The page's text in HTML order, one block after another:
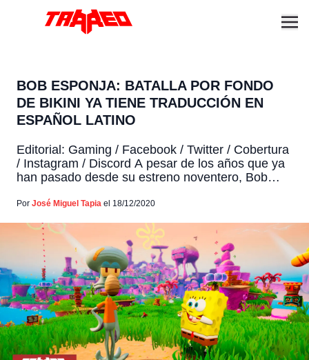
BOB ESPONJA: BATALLA POR FONDO
DE BIKINI YA TIENE TRADUCCIÓN EN
ESPAÑOL LATINO
Editorial: Gaming / Facebook / Twitter / Cobertura
/ Instagram / Discord A pesar de los años que ya
han pasado desde su estreno noventero, Bob
grandes y pequeños por igual. Todos los que
cierto cariño a la serie […]
Por José Miguel Tapia el 18/12/2020